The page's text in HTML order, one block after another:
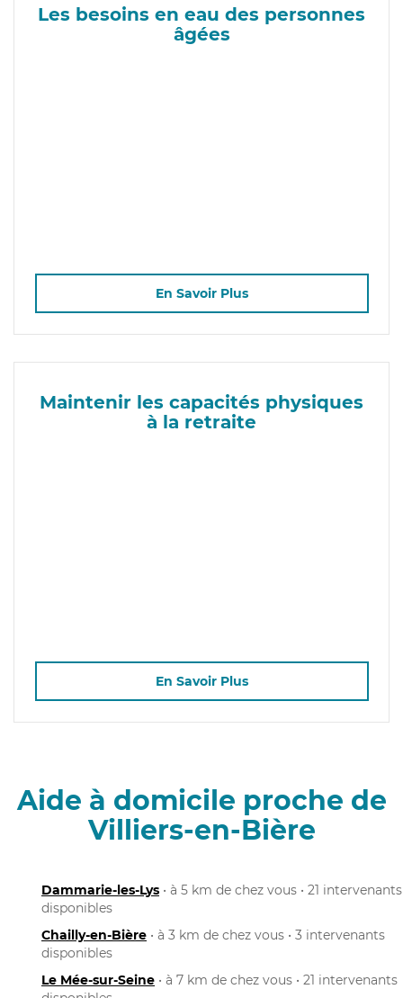
Les besoins en eau des personnes
âgées
En Savoir Plus
Maintenir les capacités physiques
à la retraite
En Savoir Plus
Aide à domicile proche de
Villiers-en-Bière
Dammarie-les-Lys • à 5 km de chez vous • 21 intervenants
disponibles
Chailly-en-Bière • à 3 km de chez vous • 3 intervenants
disponibles
Le Mée-sur-Seine • à 7 km de chez vous • 21 intervenants